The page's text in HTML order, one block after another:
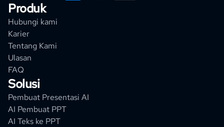
Produk
Hubungi kami
Karier
Tentang Kami
Ulasan
FAQ
Solusi
Pembuat Presentasi AI
AI Pembuat PPT
AI Teks ke PPT